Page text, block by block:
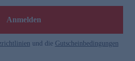
Anmelden
und die Gutscheinbedingungen